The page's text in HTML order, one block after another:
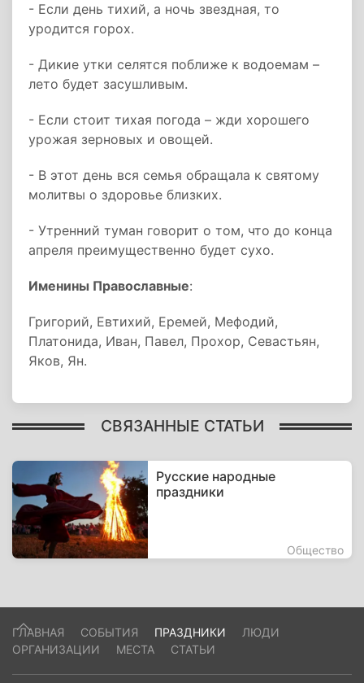
- Если день тихий, а ночь звездная, то
уродится горох.
- Дикие утки селятся поближе к водоемам –
лето будет засушливым.
- Если стоит тихая погода – жди хорошего
урожая зерновых и овощей.
- В этот день вся семья обращала к святому
молитвы о здоровье близких.
- Утренний туман говорит о том, что до конца
апреля преимущественно будет сухо.
Именины Православные:
Григорий, Евтихий, Еремей, Мефодий,
Платонида, Иван, Павел, Прохор, Севастьян,
Яков, Ян.
СВЯЗАННЫЕ СТАТЬИ
Русские народные
праздники
Общество
ГЛАВНАЯ СОБЫТИЯ ПРАЗДНИКИ
ЛЮДИ
ОРГАНИЗАЦИИ
МЕСТА СТАТЬИ